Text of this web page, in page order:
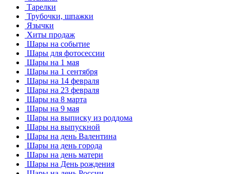
Тарелки
Трубочки, шпажки
Язычки
Хиты продаж
Шары на событие
Шары для фотосессии
Шары на 1 мая
Шары на 1 сентября
Шары на 14 февраля
Шары на 23 февраля
Шары на 8 марта
Шары на 9 мая
Шары на выписку из роддома
Шары на выпускной
Шары на день Валентина
Шары на день города
Шары на день матери
Шары на День рождения